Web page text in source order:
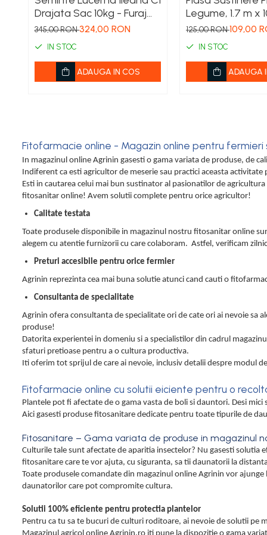
Furtun / banda / tub
Motofierastrau / Drujba
Pila motofierastrau / drujba
Pompa de stropit
Raticide
Saci
Lichidare STOC
Produse Bricolaj
Acumulatori si Incarcatoare
Baros / Ciocan / Topor
Burghie
Cantare
Centuri/chingi
Cleste
Colier / Faseta
Consumabile motofierastrau
drujba
Demarouri drujba
Discuri debitare
Discuri motocoasa
Diverse
Drajata Sac 10kg - Furaj
Premium de Inalta
345,00 RON324,00 RON
IN STOC
ADAUGA IN COS
Legume, 1.7 m x
Profesionala,
125,00 RON109,00
IN STOC
ADAUGA
Fitofarmacie online - Magazin online pentru fermieri
In magazinul online Agrinin gasesti o gama variata de produse, de
Indiferent ca esti agricultor de meserie sau practici aceasta
Esti in cautarea celui mai bun sustinator al pasionatilor de
fitosanitar online! Avem solutii complete pentru orice agricultor!
Calitate testata
Toate produsele disponibile in magazinul nostru fitosanitar online
alegem cu atentie furnizorii cu care colaboram. Astfel, verificam
Preturi accesibile pentru orice fermier
Agrinin reprezinta cea mai buna solutie atunci cand cauti o
Consultanta de specialitate
Agrinin ofera consultanta de specialitate ori de cate ori ai nevoie sa
produse!
Datorita experientei in domeniu si a specialistilor din cadrul
sfaturi pretioase pentru a o cultura productiva.
Iti oferim tot sprijul de care ai nevoie, inclusiv detalii despre modul
Fitofarmacie online cu solutii eiciente pentru o
Plantele pot fi afectate de o gama vasta de boli si dauntori. Desi
Aici gasesti produse fitosanitare dedicate pentru toate tipurile de
Fitosanitare – Gama variata de produse in magazinul
Culturile tale sunt afectate de aparitia insectelor? Nu gasesti
fitosanitare care te vor ajuta, cu siguranta, sa tii daunatorii la
Toate produsele comandate din magazinul online Agrinin vor
daunatorilor care pot compromite cultura.
Solutii 100% eficiente pentru protectia plantelor
Pentru ca tu sa te bucuri de culturi roditoare, ai nevoie de solutii